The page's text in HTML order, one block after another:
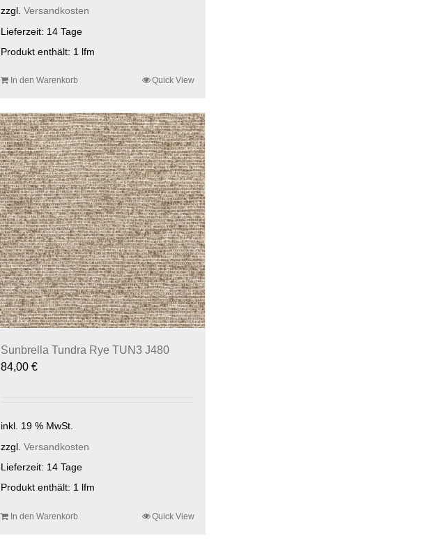
zzgl. Versandkosten
Lieferzeit: 14 Tage
Produkt enthält: 1 lfm
In den Warenkorb Quick View
Sunbrella Tundra Rye TUN3 J480
84,00 €
inkl. 19 % MwSt.
zzgl. Versandkosten
Lieferzeit: 14 Tage
Produkt enthält: 1 lfm
In den Warenkorb Quick View